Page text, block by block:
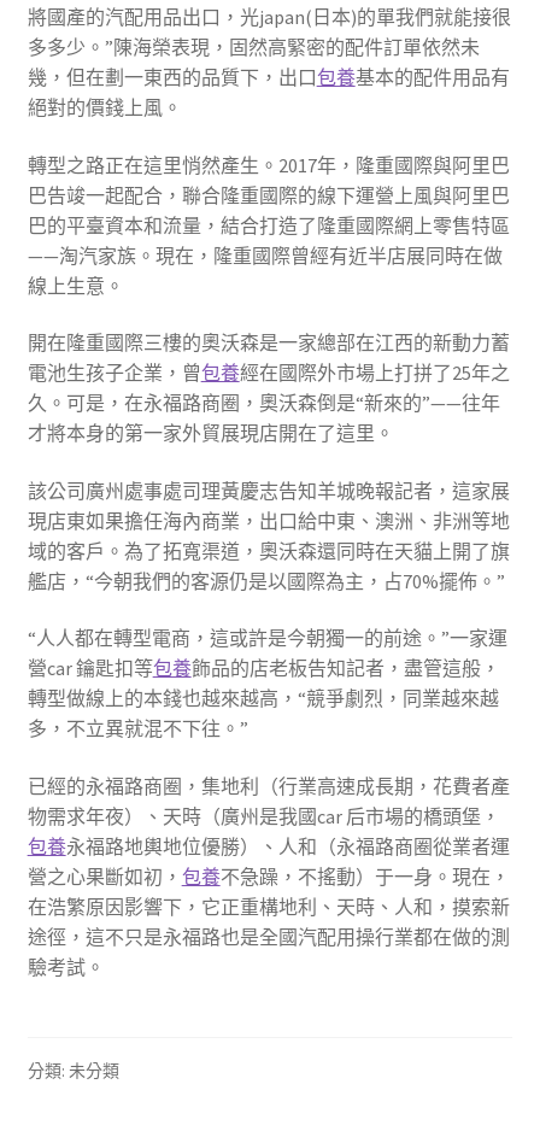
將國產的汽配用品出口，光japan(日本)的單我們就能接很
多多少。”陳海榮表現，固然高緊密的配件訂單依然未
幾，但在劃一東西的品質下，出口包養基本的配件用品有
絕對的價錢上風。
轉型之路正在這里悄然產生。2017年，隆重國際與阿里巴
巴告竣一起配合，聯合隆重國際的線下運營上風與阿里巴
巴的平臺資本和流量，結合打造了隆重國際網上零售特區
——淘汽家族。現在，隆重國際曾經有近半店展同時在做
線上生意。
開在隆重國際三樓的奧沃森是一家總部在江西的新動力蓄
電池生孩子企業，曾包養經在國際外市場上打拼了25年之
久。可是，在永福路商圈，奧沃森倒是“新來的”——往年
才將本身的第一家外貿展現店開在了這里。
該公司廣州處事處司理黃慶志告知羊城晚報記者，這家展
現店東如果擔任海內商業，出口給中東、澳洲、非洲等地
域的客戶。為了拓寬渠道，奧沃森還同時在天貓上開了旗
艦店，“今朝我們的客源仍是以國際為主，占70%擺佈。”
“人人都在轉型電商，這或許是今朝獨一的前途。”一家運
營car 鑰匙扣等包養飾品的店老板告知記者，盡管這般，
轉型做線上的本錢也越來越高，“競爭劇烈，同業越來越
多，不立異就混不下往。”
已經的永福路商圈，集地利（行業高速成長期，花費者產
物需求年夜）、天時（廣州是我國car 后市場的橋頭堡，
包養永福路地輿地位優勝）、人和（永福路商圈從業者運
營之心果斷如初， 包養不急躁，不搖動）于一身。現在，
在浩繁原因影響下，它正重構地利、天時、人和，摸索新
途徑，這不只是永福路也是全國汽配用操行業都在做的測
驗考試。
分類: 未分類